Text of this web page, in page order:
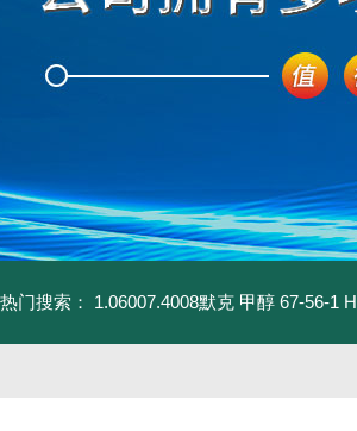
热门搜索： 1.06007.4008默克 甲醇 67-56-1